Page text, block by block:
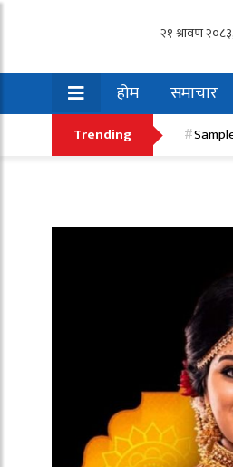
होम समाचार
इनरुवामा करेन्ट
Trending